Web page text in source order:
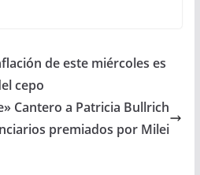
de este miércoles es
cepo
Cantero a Patricia Bullrich
premiados por Milei